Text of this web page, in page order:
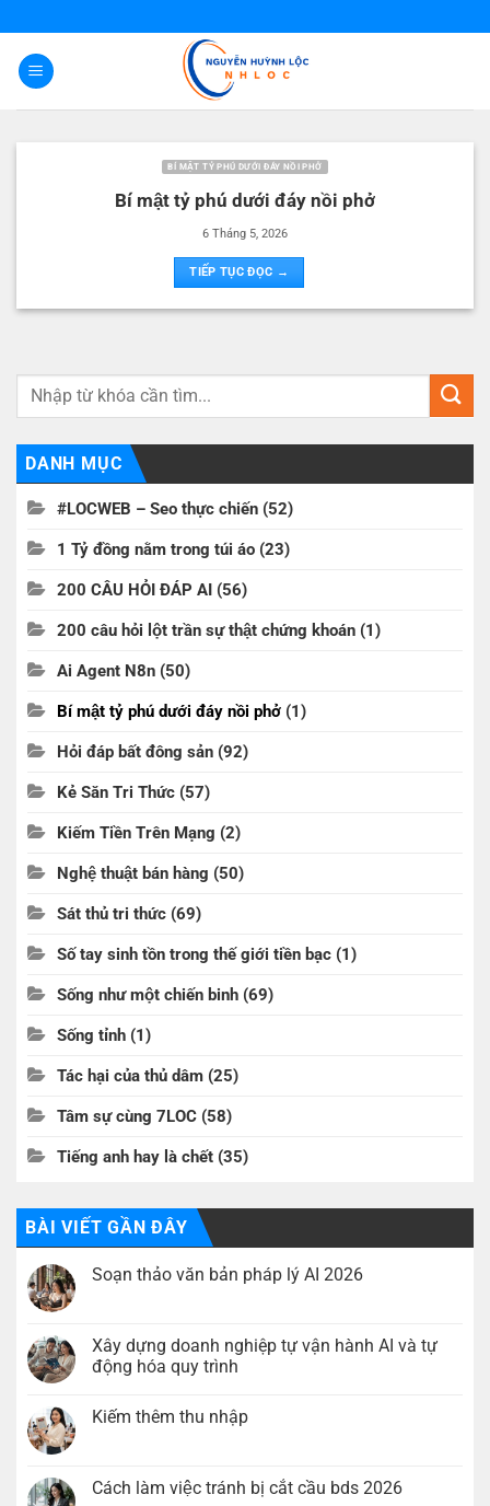
nội
dung
BÍ MẬT TỶ PHÚ DƯỚI ĐÁY NỒI PHỞ
Bí mật tỷ phú dưới đáy nồi phở
6 Tháng 5, 2026
TIẾP TỤC ĐỌC →
DANH MỤC
#LOCWEB – Seo thực chiến (52)
1 Tỷ đồng nằm trong túi áo (23)
200 CÂU HỎI ĐÁP AI (56)
200 câu hỏi lột trần sự thật chứng khoán (1)
Ai Agent N8n (50)
Bí mật tỷ phú dưới đáy nồi phở (1)
Hỏi đáp bất đông sản (92)
Kẻ Săn Tri Thức (57)
Kiếm Tiền Trên Mạng (2)
Nghệ thuật bán hàng (50)
Sát thủ tri thức (69)
Số tay sinh tồn trong thế giới tiền bạc (1)
Sống như một chiến binh (69)
Sống tỉnh (1)
Tác hại của thủ dâm (25)
Tâm sự cùng 7LOC (58)
Tiếng anh hay là chết (35)
BÀI VIẾT GẦN ĐÂY
Soạn thảo văn bản pháp lý AI 2026
luận
ở
Soạn
bản
pháp
Xây dựng doanh nghiệp tự vận hành AI và tự
động hóa quy trình
bình
doanh
Kiếm thêm thu nhập
luận
ở
Cách làm việc tránh bị cắt cầu bds 2026